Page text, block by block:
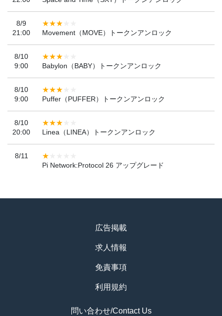
8/9
21:00
Movement（MOVE）トークンアンロック
8/10
9:00
Babylon（BABY）トークンアンロック
8/10
9:00
Puffer（PUFFER）トークンアンロック
8/10
20:00
Linea（LINEA）トークンアンロック
8/11
Pi Network:Protocol 26 アップグレード
広告掲載
求人情報
免責事項
利用規約
問い合わせ/Contact Us